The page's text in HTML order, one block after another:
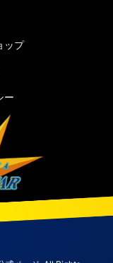
ップ
ー